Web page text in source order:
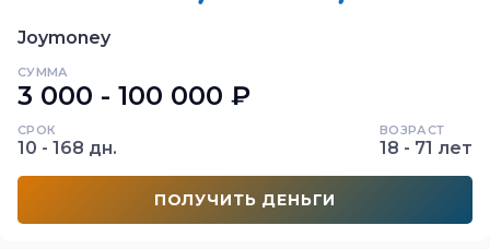
Joymoney
СУММА
3 000 - 100 000 ₽
СРОК
10 - 168 дн.
ВОЗРАСТ
18 - 71 лет
ПОЛУЧИТЬ ДЕНЬГИ